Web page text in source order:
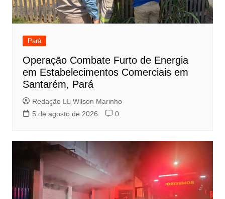
Pará
Operação Combate Furto de Energia
em Estabelecimentos Comerciais em
Santarém, Pará
Redação 👨‍⚖️​ Wilson Marinho
5 de agosto de 2026
0